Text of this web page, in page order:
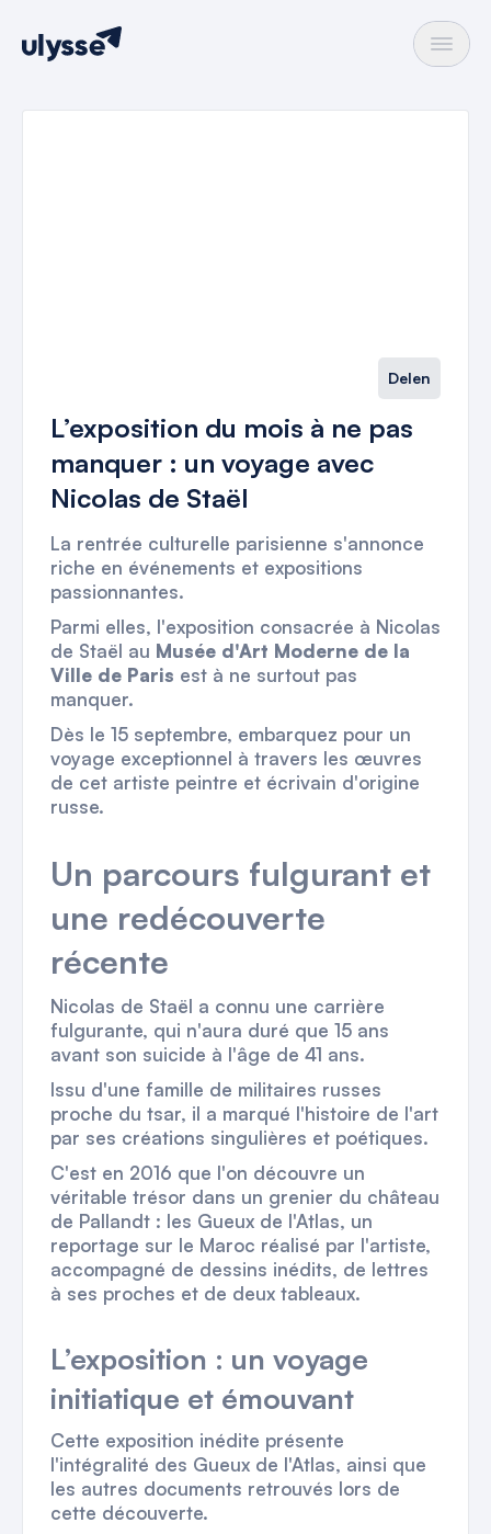
Delen
L’exposition du mois à ne pas
manquer : un voyage avec
Nicolas de Staël
La rentrée culturelle parisienne s'annonce
riche en événements et expositions
passionnantes.
Parmi elles, l'exposition consacrée à Nicolas
de Staël au Musée d'Art Moderne de la
Ville de Paris est à ne surtout pas
manquer.
Dès le 15 septembre, embarquez pour un
voyage exceptionnel à travers les œuvres
de cet artiste peintre et écrivain d'origine
russe.
Un parcours fulgurant et
une redécouverte
récente
Nicolas de Staël a connu une carrière
fulgurante, qui n'aura duré que 15 ans
avant son suicide à l'âge de 41 ans.
Issu d'une famille de militaires russes
proche du tsar, il a marqué l'histoire de l'art
par ses créations singulières et poétiques.
C'est en 2016 que l'on découvre un
véritable trésor dans un grenier du château
de Pallandt : les Gueux de l'Atlas, un
reportage sur le Maroc réalisé par l'artiste,
accompagné de dessins inédits, de lettres
à ses proches et de deux tableaux.
L’exposition : un voyage
initiatique et émouvant
Cette exposition inédite présente
l'intégralité des Gueux de l'Atlas, ainsi que
les autres documents retrouvés lors de
cette découverte.